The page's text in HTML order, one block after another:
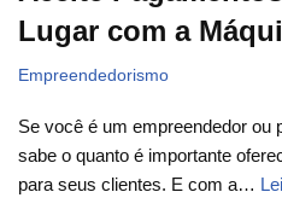
Lugar com a
Empreendedorismo
Se você é um empreendedor ou
sabe o quanto é importante
para seus clientes. E com a…